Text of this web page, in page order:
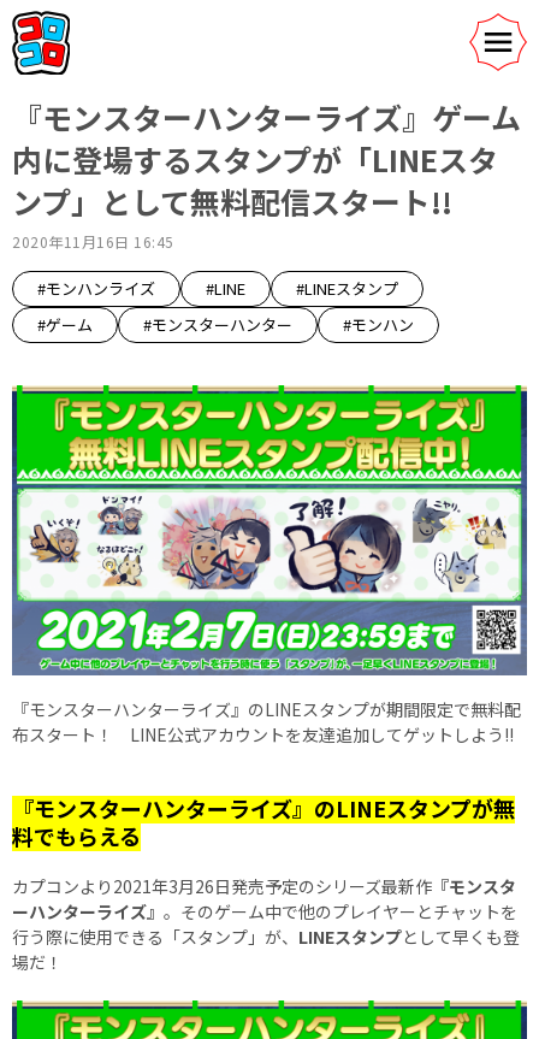
『モンスターハンターライズ』ゲーム
内に登場するスタンプが「LINEスタ
ンプ」として無料配信スタート!!
2020年11月16日 16:45
#モンハンライズ #LINE
#LINEスタンプ
#ゲーム
#モンスターハンター #モンハン
『モンスターハンターライズ』のLINEスタンプが期間限定で無料配
布スタート！ LINE公式アカウントを友達追加してゲットしよう!!
『モンスターハンターライズ』のLINEスタンプが無
料でもらえる
カプコンより2021年3月26日発売予定のシリーズ最新作 『モンスタ
ーハンターライズ』 。そのゲーム中で他のプレイヤーとチャットを
行う際に使用できる「スタンプ」が、 LINEスタンプとして早くも登
場だ！